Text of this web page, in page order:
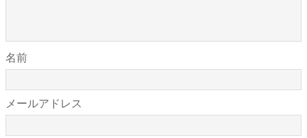
名前
メールアドレス